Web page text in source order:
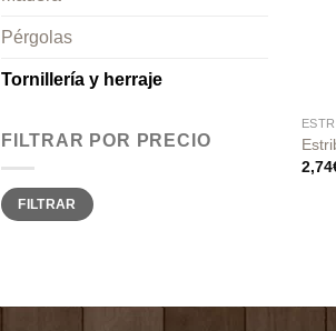
Pérgolas
Tornillería y herraje
FILTRAR POR PRECIO
Precio
mínimo
Precio
máximo
FILTRAR
2,74